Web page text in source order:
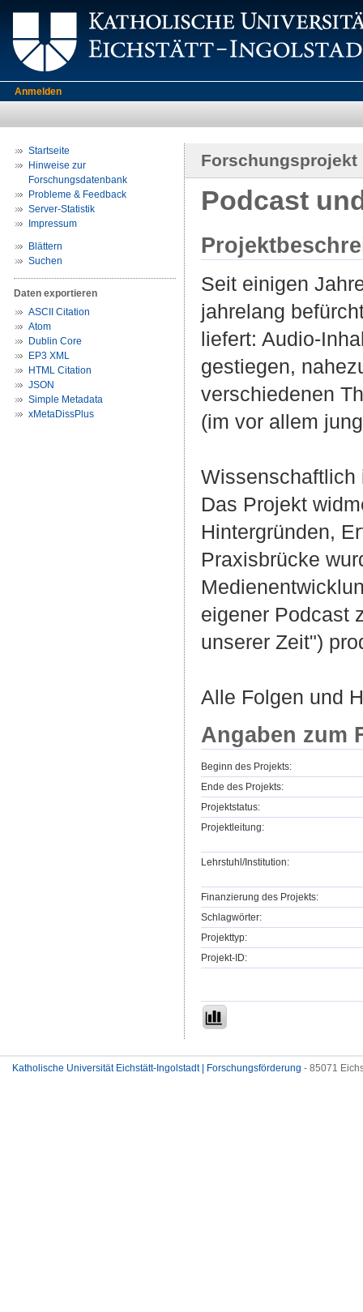
Anmelden
Startseite
Hinweise zur
Forschungsdatenbank
Probleme & Feedback
Server-Statistik
Impressum
Blättern
Suchen
Daten exportieren
ASCII Citation
Atom
Dublin Core
EP3 XML
HTML Citation
JSON
Simple Metadata
xMetaDissPlus
Forschungsprojekt
Podcast
Seit einigen
jahrelang
liefert: Audio-
gestiegen,
verschiedenen
(im vor allem
Wissenschaftlich
Das Projekt
Hintergründen,
Praxisbrücke
eigener Podcast
unserer Zeit")
Alle Folgen und
Angaben zum
Beginn des Projekts:
Ende des Projekts:
Projektstatus:
Projektleitung:
Lehrstuhl/Institution:
Finanzierung des Projekts:
Schlagwörter:
Projekttyp:
Projekt-ID:
Katholische Universität Eichstätt-Ingolstadt | Forschungsförderung - 85071